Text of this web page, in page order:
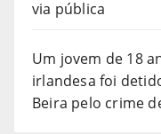
via pública
Um jovem de 18
irlandesa foi
Beira pelo crime